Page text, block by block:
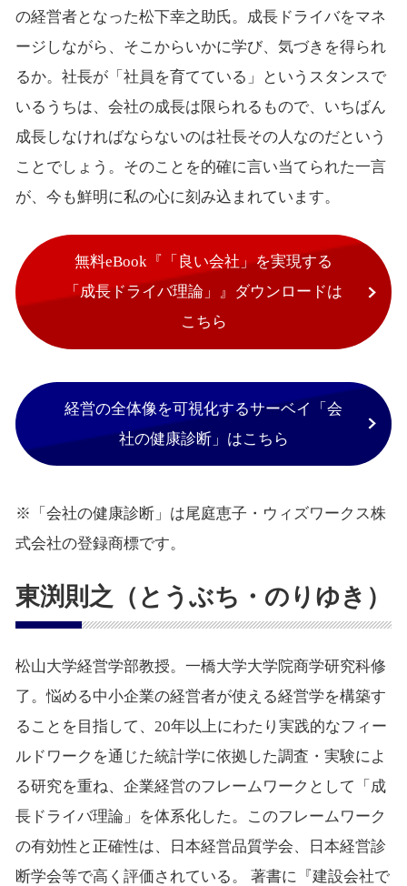
の経営者となった松下幸之助氏。成長ドライバをマネ
ージしながら、そこからいかに学び、気づきを得られ
るか。社長が「社員を育てている」というスタンスで
いるうちは、会社の成長は限られるもので、いちばん
成長しなければならないのは社長その人なのだという
ことでしょう。そのことを的確に言い当てられた一言
が、今も鮮明に私の心に刻み込まれています。
無料eBook『「良い会社」を実現する
「成長ドライバ理論」』ダウンロードは
こちら
経営の全体像を可視化するサーベイ「会
社の健康診断」はこちら
※「会社の健康診断」は尾庭恵子・ウィズワークス株
式会社の登録商標です。
東渕則之（とうぶち・のりゆき）
松山大学経営学部教授。一橋大学大学院商学研究科修
了。悩める中小企業の経営者が使える経営学を構築す
ることを目指して、20年以上にわたり実践的なフィー
ルドワークを通じた統計学に依拠した調査・実験によ
る研究を重ね、企業経営のフレームワークとして「成
長ドライバ理論」を体系化した。このフレームワーク
の有効性と正確性は、日本経営品質学会、日本経営診
断学会等で高く評価されている。 著書に『建設会社で